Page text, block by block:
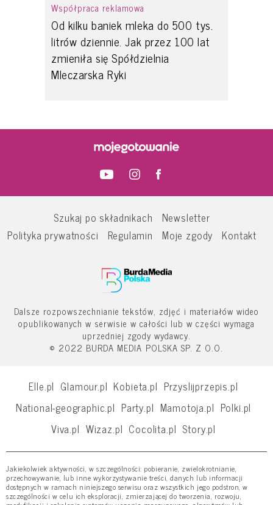
Współpraca reklamowa
Od kilku baniek mleka do 500 tys.
litrów dziennie. Jak przez 100 lat
zmieniła się Spółdzielnia
Mleczarska Ryki
Szukaj po składnikach
Newsletter
Polityka prywatności
Regulamin Moje zgody Kontakt
Dalsze rozpowszechnianie tekstów, zdjęć i materiałów wideo
opublikowanych w serwisie w całości lub w części wymaga
uprzedniej zgody wydawcy.
© 2022 BURDA MEDIA POLSKA SP. Z O.O.
Elle.pl Glamour.pl Kobieta.pl Przyslijprzepis.pl
National-geographic.pl Party.pl Mamotoja.pl Polki.pl
Viva.pl Wizaz.pl Cocolita.pl Story.pl
Jakiekolwiek aktywności, w szczególności: pobieranie, zwielokrotnianie,
przechowywanie, lub inne wykorzystywanie treści, danych lub informacji
dostępnych w ramach niniejszego serwisu oraz wszystkich jego podstron, w
szczególności w celu ich eksploracji, zmierzającej do tworzenia, rozwoju,